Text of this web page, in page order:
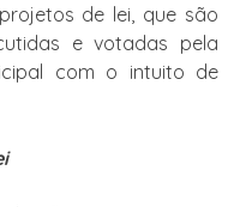
de lei, que são
e votadas pela
com o intuito de